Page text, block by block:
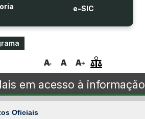
e-SIC
em acesso à informação
Oficiais